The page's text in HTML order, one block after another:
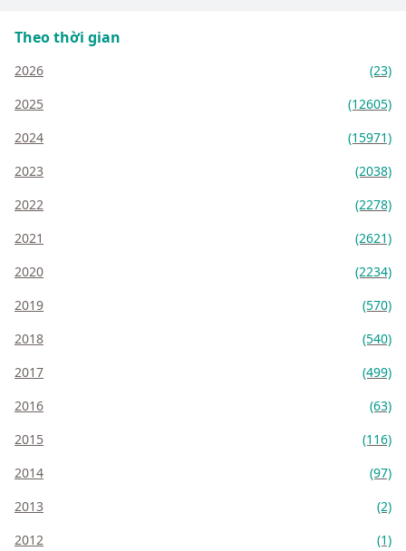
Theo thời gian
2026
(23)
2025
(12605)
2024
(15971)
2023
(2038)
2022
(2278)
2021
(2621)
2020
(2234)
2019
(570)
2018
(540)
2017
(499)
2016
(63)
2015
(116)
2014
(97)
2013
(2)
2012
(1)